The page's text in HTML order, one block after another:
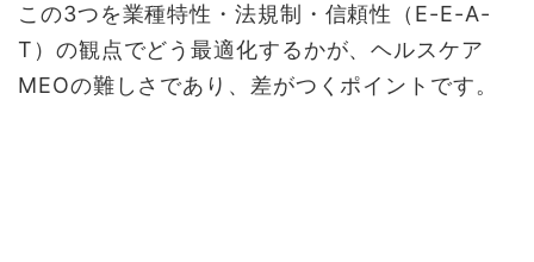
この3つを業種特性・法規制・信頼性（E-E-A-
T）の観点でどう最適化するかが、ヘルスケア
MEOの難しさであり、差がつくポイントです。